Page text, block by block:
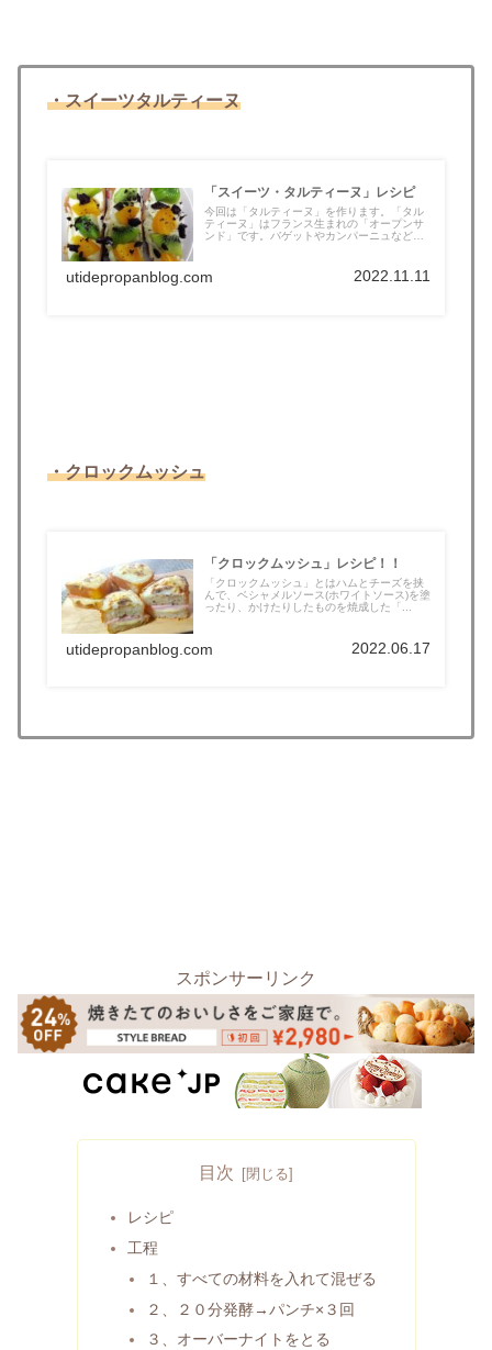
・スイーツタルティーヌ
「スイーツ・タルティーヌ」レシピ
今回は「タルティーヌ」を作ります。「タル
ティーヌ」はフランス生まれの「オープンサ
ンド」です。バゲットやカンパーニュなど
utidepropanblog.com 2022.11.11
・クロックムッシュ
「クロックムッシュ」レシピ！！
「クロックムッシュ」とはハムとチーズを挟
んで、ベシャメルソース(ホワイトソース)を塗
ったり、かけたりしたものを焼成した「...
utidepropanblog.com 2022.06.17
スポンサーリンク
目次
レシピ
工程
１、すべての材料を入れて混ぜる
２、２０分発酵→パンチ×３回
３、オーバーナイトをとる